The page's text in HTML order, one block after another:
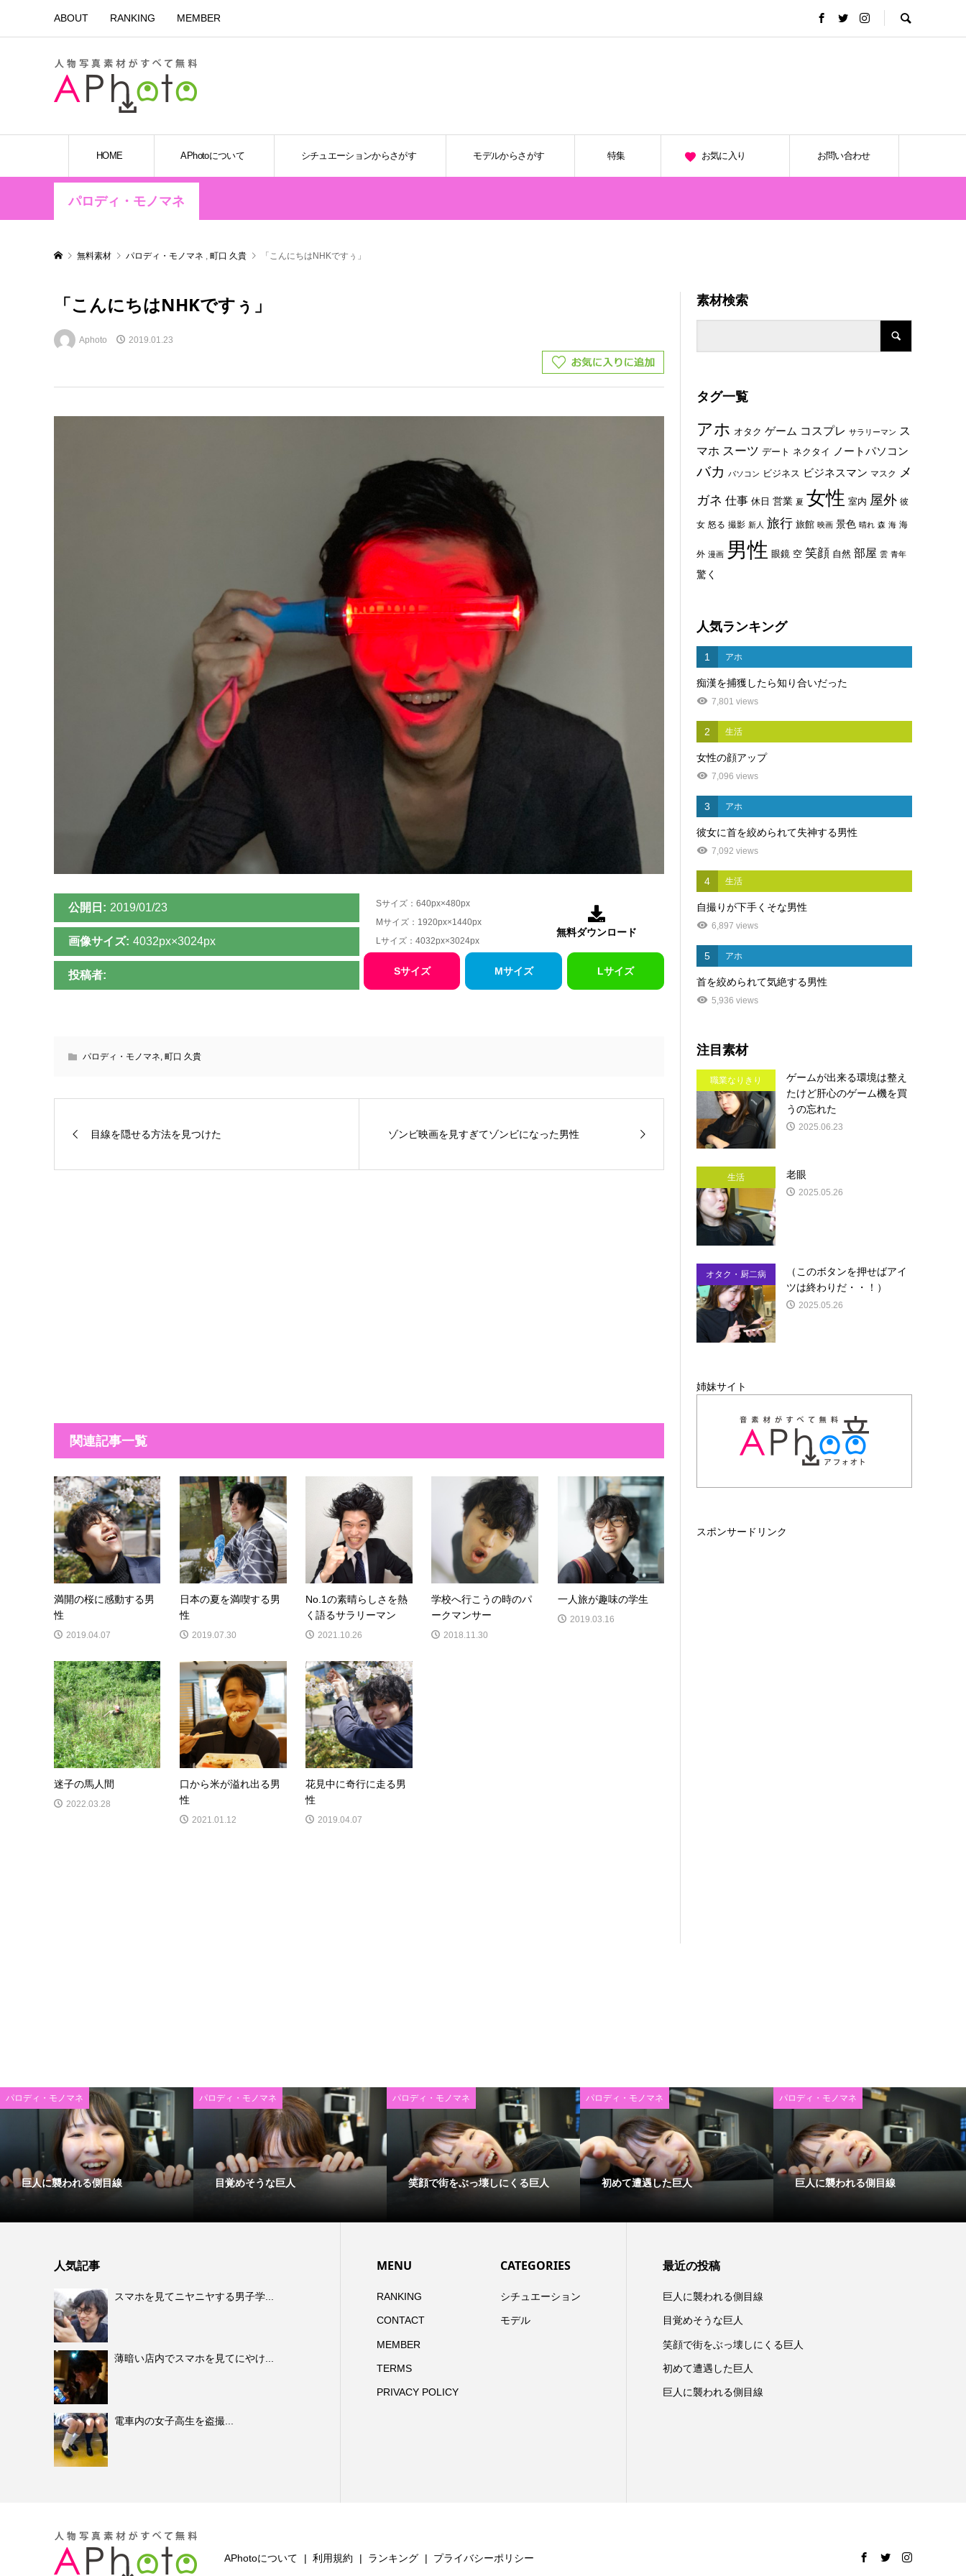
ABOUT RANKING MEMBER
HOME APhotoについて シチュエーションからさがす モデルからさがす 特集 お気に入り お問い合わせ
パロディ・モノマネ
無料素材 パロディ・モノマネ , 町口 久貴 「こんにちはNHKですぅ」
「こんにちはNHKですぅ」
Aphoto 2019.01.23
公開日: 2019/01/23
画像サイズ: 4032px×3024px
投稿者:
Sサイズ：640px×480px
Mサイズ：1920px×1440px
Lサイズ：4032px×3024px

無料ダウンロード
Sサイズ Mサイズ Lサイズ
パロディ・モノマネ, 町口 久貴
目線を隠せる方法を見つけた ゾンビ映画を見すぎてゾンビになった男性
関連記事一覧
満開の桜に感動する男
性
2019.04.07
日本の夏を満喫する男
性
2019.07.30
No.1の素晴らしさを熱
く語るサラリーマン
2021.10.26
学校へ行こうの時のパ
ークマンサー
2018.11.30
一人旅が趣味の学生
2019.03.16
迷子の馬人間
2022.03.28
口から米が溢れ出る男
性
2021.01.12
花見中に奇行に走る男
性
2019.04.07
素材検索
タグ一覧
アホ オタク ゲーム コスプレ サラリーマン ス
マホ スーツ デート ネクタイ ノートパソコン
バカ パソコン ビジネス ビジネスマン マスク メ
ガネ 仕事 休日 営業 夏 女性 室内 屋外 彼
女 怒る 撮影 新人 旅行 旅館 映画 景色 晴れ 森 海 海
外 漫画 男性 眼鏡 空 笑顔 自然 部屋 雲 青年
驚く
人気ランキング
1 アホ
痴漢を捕獲したら知り合いだった
7,801 views
2 生活
女性の顔アップ
7,096 views
3 アホ
彼女に首を絞められて失神する男性
7,092 views
4 生活
自撮りが下手くそな男性
6,897 views
5 アホ
首を絞められて気絶する男性
5,936 views
注目素材
職業なりきり
ゲームが出来る環境は整え
たけど肝心のゲーム機を買
うの忘れた
2025.06.23
生活 老眼
2025.05.26
オタク・厨二病
（このボタンを押せばアイ
ツは終わりだ・・！）
2025.05.26
姉妹サイト
スポンサードリンク
パロディ・モノマネ
巨人に襲われる側目線
パロディ・モノマネ
目覚めそうな巨人
パロディ・モノマネ
笑顔で街をぶっ壊しにくる巨人
パロディ・モノマネ
初めて遭遇した巨人
パロディ・モノマネ
巨人に襲われる側目線
人気記事
スマホを見てニヤニヤする男子学...
薄暗い店内でスマホを見てにやけ...
電車内の女子高生を盗撮...
MENU
RANKING
CONTACT
MEMBER
TERMS
PRIVACY POLICY
CATEGORIES
シチュエーション
モデル
最近の投稿
巨人に襲われる側目線
目覚めそうな巨人
笑顔で街をぶっ壊しにくる巨人
初めて遭遇した巨人
巨人に襲われる側目線
APhotoについて 利用規約 ランキング プライバシーポリシー